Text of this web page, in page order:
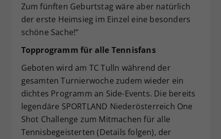
Zum fünften Geburtstag wäre aber natürlich
der erste Heimsieg im Einzel eine besonders
schöne Sache!“
Topprogramm für alle Tennisfans
Geboten wird am TC Tulln während der
gesamten Turnierwoche zudem wieder ein
dichtes Programm an Side-Events. Die bereits
legendäre SPORTLAND Niederösterreich One
Shot Challenge zum Mitmachen für alle
Tennisbegeisterten (Details folgen), der